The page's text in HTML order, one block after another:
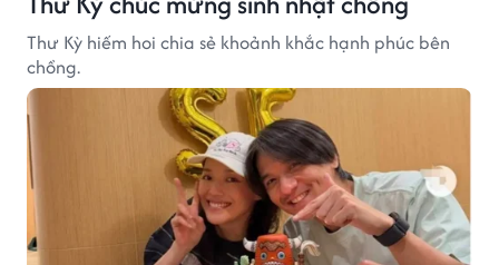
Thư Kỳ hiếm hoi chia sẻ khoảnh khắc hạnh phúc bên
chồng.